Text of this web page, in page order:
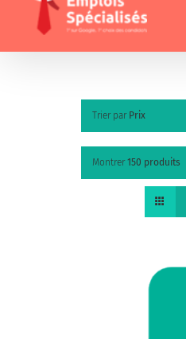
Trier par Prix
Montrer150 produits